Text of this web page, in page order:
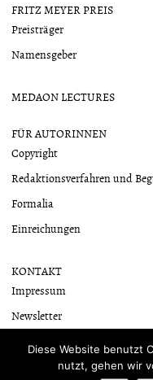
FRITZ MEYER PREIS
Preisträger
Namensgeber
MEDAON LECTURES
FÜR AUTORINNEN
Copyright
Redaktionsverfahren und
Formalia
Einreichungen
KONTAKT
Impressum
Newsletter
Diese Website benutzt
nutzt, gehen wir